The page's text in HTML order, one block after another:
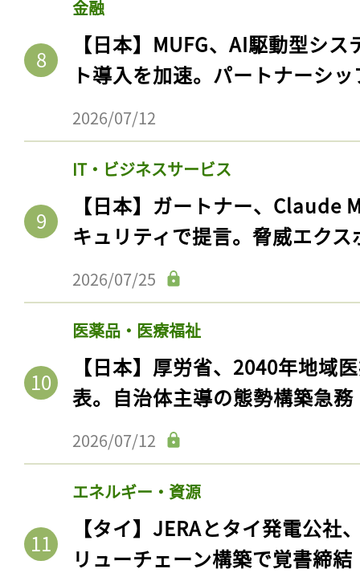
金融
【日本】MUFG、AI駆動型シ
ト導入を加速。パートナーシ
2026/07/12
IT・ビジネスサービス
【日本】ガートナー、Claude
キュリティで提言。脅威エク
2026/07/25
医薬品・医療福祉
【日本】厚労省、2040年地域
表。自治体主導の態勢構築急務
2026/07/12
エネルギー・資源
【タイ】JERAとタイ発電公社
リューチェーン構築で覚書締結